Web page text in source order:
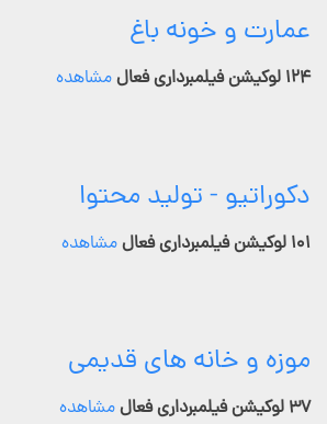
عمارت و خونه باغ
۱۲۴ لوکیشن فیلمبرداری فعال مشاهده
دکوراتیو - تولید محتوا
۱۰۱ لوکیشن فیلمبرداری فعال مشاهده
موزه و خانه های قدیمی
۳۷ لوکیشن فیلمبرداری فعال مشاهده